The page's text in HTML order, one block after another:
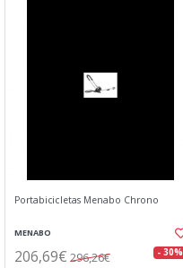
Portabicicletas Menabo Chrono
MENABO
206,69€ 296,26€ - 30%